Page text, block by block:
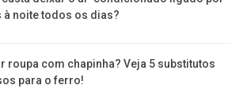
à noite todos os dias?
roupa com chapinha? Veja 5 substitutos
para o ferro!